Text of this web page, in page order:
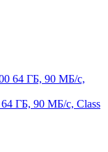
ГБ, 90 МБ/с, Class